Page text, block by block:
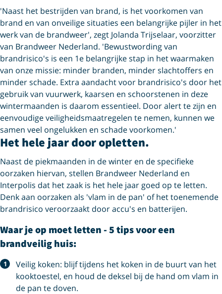
'Naast het bestrijden van brand, is het voorkomen van
brand en van onveilige situaties een belangrijke pijler in het
werk van de brandweer', zegt Jolanda Trijselaar, voorzitter
van Brandweer Nederland. 'Bewustwording van
brandrisico's is een 1e belangrijke stap in het waarmaken
van onze missie: minder branden, minder slachtoffers en
minder schade. Extra aandacht voor brandrisico's door het
gebruik van vuurwerk, kaarsen en schoorstenen in deze
wintermaanden is daarom essentieel. Door alert te zijn en
eenvoudige veiligheidsmaatregelen te nemen, kunnen we
samen veel ongelukken en schade voorkomen.'
Het hele jaar door opletten.
Naast de piekmaanden in de winter en de specifieke
oorzaken hiervan, stellen Brandweer Nederland en
Interpolis dat het zaak is het hele jaar goed op te letten.
Denk aan oorzaken als 'vlam in de pan' of het toenemende
brandrisico veroorzaakt door accu's en batterijen.
Waar je op moet letten - 5 tips voor een
brandveilig huis:
Veilig koken: blijf tijdens het koken in de buurt van het
kooktoestel, en houd de deksel bij de hand om vlam in
de pan te doven.